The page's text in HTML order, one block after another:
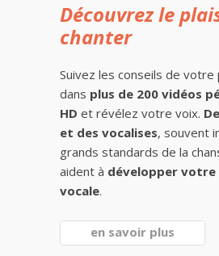
Découvrez le
chanter
Suivez les conseils de
dans plus de 200 vidéos
HD et révélez votre voix.
et des vocalises, souvent
grands standards de la
aident à développer votre
vocale.
en savoir plus